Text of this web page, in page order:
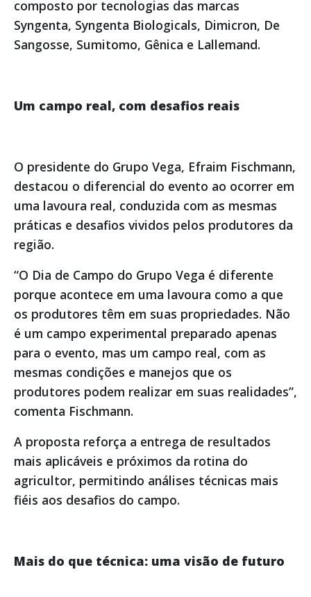
composto por tecnologias das marcas
Syngenta, Syngenta Biologicals, Dimicron, De
Sangosse, Sumitomo, Gênica e Lallemand.
Um campo real, com desafios reais
O presidente do Grupo Vega, Efraim Fischmann,
destacou o diferencial do evento ao ocorrer em
uma lavoura real, conduzida com as mesmas
práticas e desafios vividos pelos produtores da
região.
“O Dia de Campo do Grupo Vega é diferente
porque acontece em uma lavoura como a que
os produtores têm em suas propriedades. Não
é um campo experimental preparado apenas
para o evento, mas um campo real, com as
mesmas condições e manejos que os
produtores podem realizar em suas realidades”,
comenta Fischmann.
A proposta reforça a entrega de resultados
mais aplicáveis e próximos da rotina do
agricultor, permitindo análises técnicas mais
fiéis aos desafios do campo.
Mais do que técnica: uma visão de futuro